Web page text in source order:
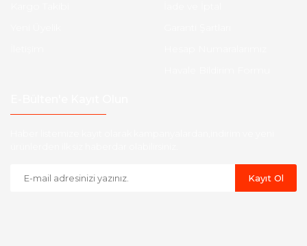
Kayıt Ol